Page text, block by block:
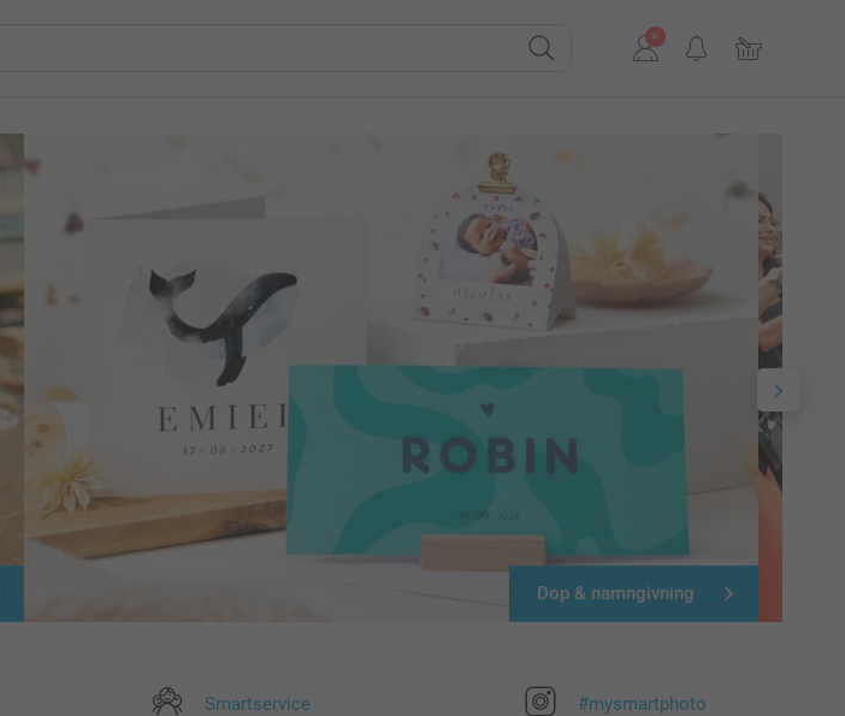
Dop & namngivning
Smartservice #mysmartphoto